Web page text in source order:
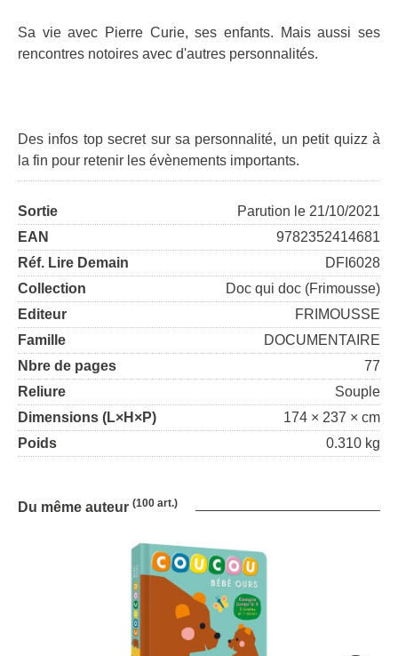
Sa vie avec Pierre Curie, ses enfants. Mais aussi ses
rencontres notoires avec d'autres personnalités.
Des infos top secret sur sa personnalité, un petit quizz à
la fin pour retenir les évènements importants.
Sortie
Parution le 21/10/2021
EAN
9782352414681
Réf. Lire Demain
DFI6028
Collection
Doc qui doc (Frimousse)
Editeur
FRIMOUSSE
Famille
DOCUMENTAIRE
Nbre de pages
77
Reliure
Souple
Dimensions (L×H×P)
174 × 237 × cm
Poids
0.310 kg
Du même auteur (100 art.)